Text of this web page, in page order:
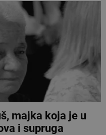
majka koja je u
i supruga